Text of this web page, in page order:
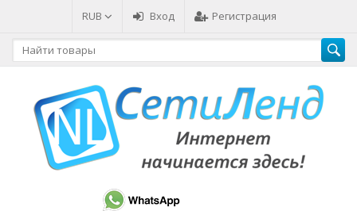
RUB Вход Регистрация